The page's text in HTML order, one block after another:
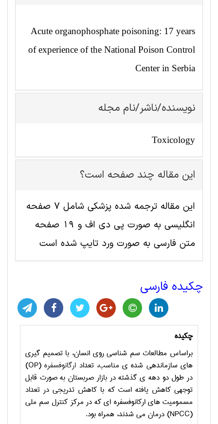
Acute organophosphate poisoning: 17 years
of experience of the National Poison Control
Center in Serbia
نویسنده/ناشر/نام مجله
Toxicology
این مقاله چند صفحه است؟
این مقاله ترجمه شده پزشکی شامل 7 صفحه
انگلیسی به صورت پی دی اف و 19 صفحه
متن فارسی به صورت ورد تایپ شده است
چکیده فارسی
چکیده
براساس مطالعات سم شناسی روی انسان، با تصمیم گیری
های سازماندهی شده ی مناسب، تعداد ارگانوفسفره (OP)
در طول دو دهه ی گذشته در بازار صربستان به صورت قابل
توجهی کاهش یافته است که با کاهش تدریجی در تعداد
مسمومیت های ارکانوفسفره ای که در مرکز کنترل سم ملی
(NPCC) درمان می شدند، همراه بود.